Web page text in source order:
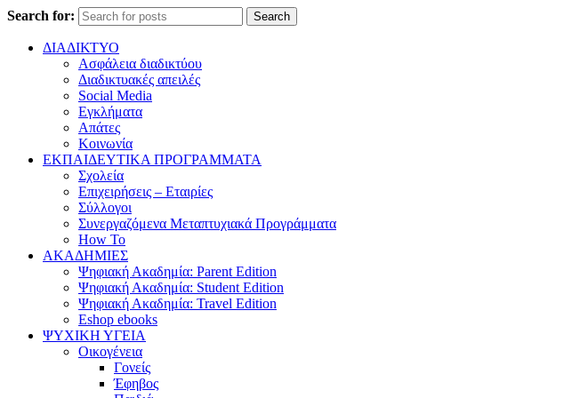
Search for: Search
ΔΙΑΔΙΚΤΥΟ
Ασφάλεια διαδικτύου
Διαδικτυακές απειλές
Social Media
Εγκλήματα
Απάτες
Κοινωνία
ΕΚΠΑΙΔΕΥΤΙΚΑ ΠΡΟΓΡΑΜΜΑΤΑ
Σχολεία
Επιχειρήσεις – Εταιρίες
Σύλλογοι
Συνεργαζόμενα Μεταπτυχιακά Προγράμματα
How To
ΑΚΑΔΗΜΙΕΣ
Ψηφιακή Ακαδημία: Parent Edition
Ψηφιακή Ακαδημία: Student Edition
Ψηφιακή Ακαδημία: Travel Edition
Eshop ebooks
ΨΥΧΙΚΗ ΥΓΕΙΑ
Οικογένεια
Γονείς
Έφηβος